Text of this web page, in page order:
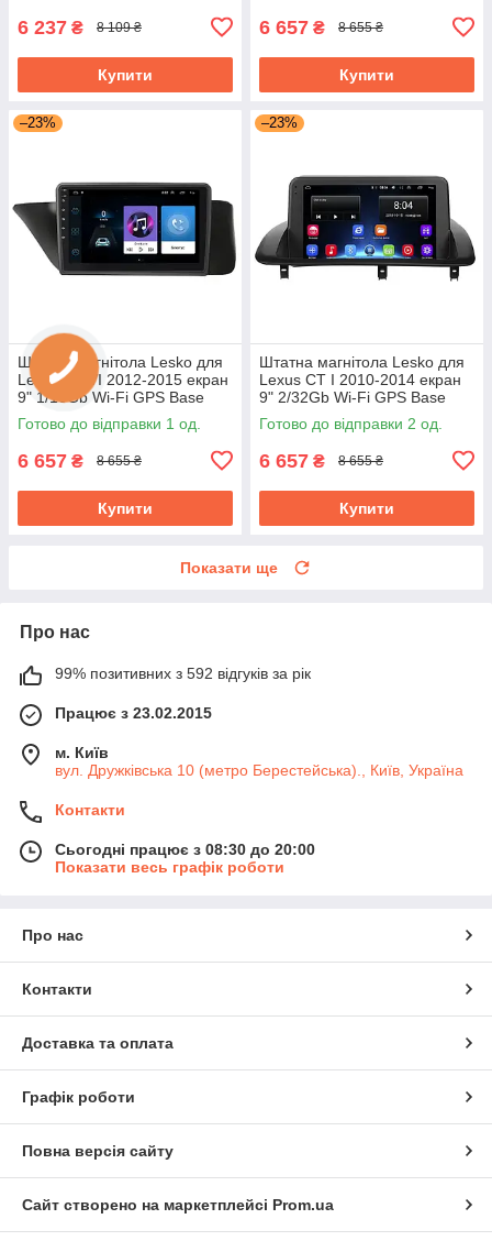
6 237 ₴ 8 109 ₴
Купити
6 657 ₴ 8 655 ₴
Купити
–23%
Штатна магнітола Lesko для
Lexus ES VI 2012-2015 екран
9" 1/16Gb Wi-Fi GPS Base
Готово до відправки 1 од.
6 657 ₴ 8 655 ₴
Купити
–23%
Штатна магнітола Lesko для
Lexus CT I 2010-2014 екран
9" 2/32Gb Wi-Fi GPS Base
Лексус
Готово до відправки 2 од.
6 657 ₴ 8 655 ₴
Купити
Показати ще
Про нас
99% позитивних з 592 відгуків за рік
Працює з 23.02.2015
м. Київ
вул. Дружківська 10 (метро Берестейська)., Київ, Україна
Контакти
Сьогодні працює з 08:30 до 20:00
Показати весь графік роботи
Про нас
Контакти
Доставка та оплата
Графік роботи
Повна версія сайту
Сайт створено на маркетплейсі Prom.ua